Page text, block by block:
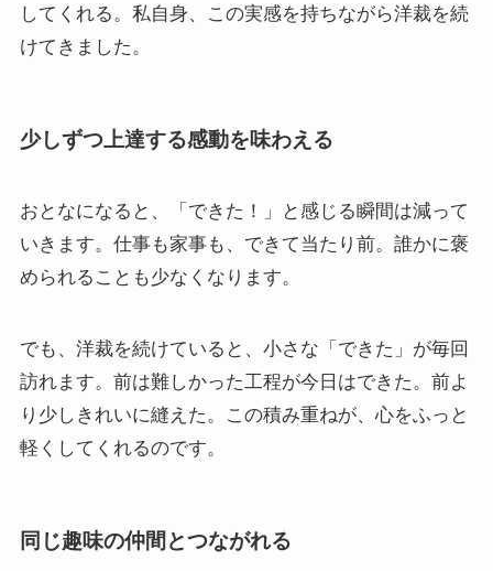
してくれる。私自身、この実感を持ちながら洋裁を続
けてきました。
少しずつ上達する感動を味わえる
おとなになると、「できた！」と感じる瞬間は減って
いきます。仕事も家事も、できて当たり前。誰かに褒
められることも少なくなります。
でも、洋裁を続けていると、小さな「できた」が毎回
訪れます。前は難しかった工程が今日はできた。前よ
り少しきれいに縫えた。この積み重ねが、心をふっと
軽くしてくれるのです。
同じ趣味の仲間とつながれる